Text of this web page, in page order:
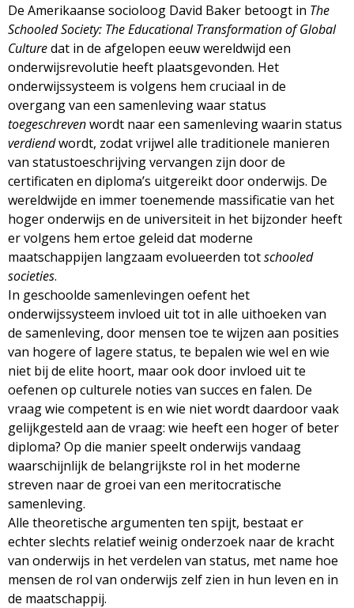
De Amerikaanse socioloog David Baker betoogt in The
Schooled Society: The Educational Transformation of Global
Culturedat in de afgelopen eeuw wereldwijd een
onderwijsrevolutie heeft plaatsgevonden. Het
onderwijssysteem is volgens hem cruciaal in de
overgang van een samenleving waar status
toegeschrevenwordt naar een samenleving waarin status
verdiendwordt, zodat vrijwel alle traditionele manieren
van statustoeschrijving vervangen zijn door de
certificaten en diploma’s uitgereikt door onderwijs. De
wereldwijde en immer toenemende massificatie van het
hoger onderwijs en de universiteit in het bijzonder heeft
er volgens hem ertoe geleid dat moderne
maatschappijen langzaam evolueerden totschooled
societies.
In geschoolde samenlevingen oefent het
onderwijssysteem invloed uit tot in alle uithoeken van
de samenleving, door mensen toe te wijzen aan posities
van hogere of lagere status, te bepalen wie wel en wie
niet bij de elite hoort, maar ook door invloed uit te
oefenen op culturele noties van succes en falen. De
vraag wie competent is en wie niet wordt daardoor vaak
gelijkgesteld aan de vraag: wie heeft een hoger of beter
diploma? Op die manier speelt onderwijs vandaag
waarschijnlijk de belangrijkste rol in het moderne
streven naar de groei van een meritocratische
samenleving.
Alle theoretische argumenten ten spijt, bestaat er
echter slechts relatief weinig onderzoek naar de kracht
van onderwijs in het verdelen van status, met name hoe
mensen de rol van onderwijs zelf zien in hun leven en in
de maatschappij.